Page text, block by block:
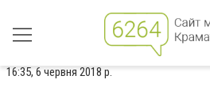
16:35, 6 червня 2018 р.